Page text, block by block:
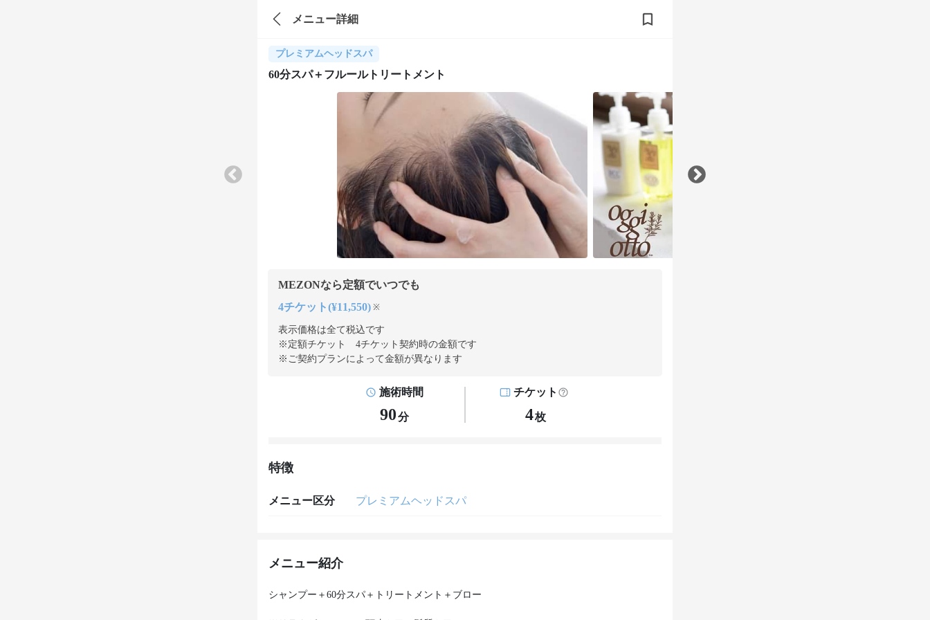
メニュー詳細
プレミアムヘッドスパ
60分スパ＋フルールトリートメント
MEZONなら定額でいつでも
4チケット(¥11,550) ※
表示価格は全て税込です
※定額チケット 4チケット契約時の金額です
※ご契約プランによって金額が異なります
施術時間
90分
チケット
4枚
特徴
メニュー区分 プレミアムヘッドスパ
メニュー紹介
シャンプー＋60分スパ＋トリートメント＋ブロー